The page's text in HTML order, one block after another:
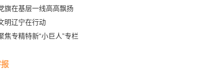
旗在基层一线高高飘扬
明辽宁在行动
焦专精特新“小巨人”专栏